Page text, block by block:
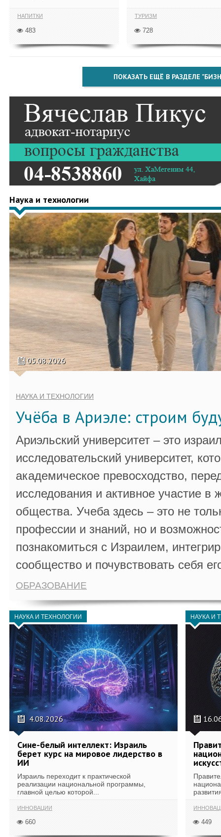
НАПИТКИ
483
ТУРИЗМ
728
ПОКАЗАТЬ ЕЩЁ В РАЗДЕЛЕ
Наука и технологии
05.08.2026
НАУКА И ТЕХНОЛОГИИ
Учёба в Ариэле: строим
Ариэльский университет – это
исследовательский университет,
академическое превосходство,
исследования и активное участие в
общества. Учеба здесь – это не
профессии и знаний, но и
познакомиться с Израилем,
сообщество и почувствовать себя
ОБРАЗОВАНИЕ
НАУКА И ТЕХНОЛОГИИ
4.08.2026
Сине-белый интеллект: Израиль
берет курс на мировое лидерство в
ИИ
Израиль переходит к практической
реализации национальной программы,
главной целью которой...
ИННОВАЦИИ
660
НАУКА И
449